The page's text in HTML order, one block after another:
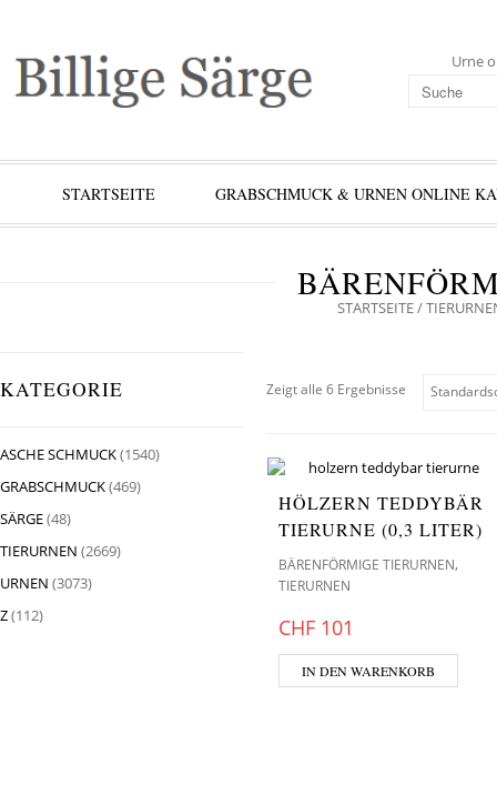
Urne
STARTSEITE GRABSCHMUCK & URNEN ONLINE
STARTSEITE/
KATEGORIE
ASCHE SCHMUCK(1540)
GRABSCHMUCK(469)
SÄRGE(48)
TIERURNEN (2669)
URNEN (3073)
Z(112)
Zeigt alle 6 Ergebnisse
HÖLZERN TEDDYBÄR
TIERURNE (0,3 LITER)
BÄRENFÖRMIGE TIERURNEN,
TIERURNEN
CHF 101
IN DEN WARENKORB